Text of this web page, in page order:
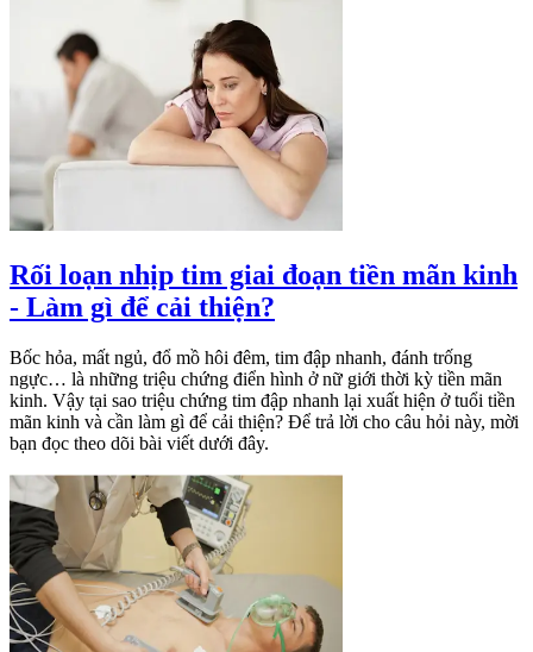
Rối loạn nhịp tim giai đoạn tiền mãn kinh
- Làm gì để cải thiện?
Bốc hỏa, mất ngủ, đổ mồ hôi đêm, tim đập nhanh, đánh trống
ngực… là những triệu chứng điển hình ở nữ giới thời kỳ tiền mãn
kinh. Vậy tại sao triệu chứng tim đập nhanh lại xuất hiện ở tuổi tiền
mãn kinh và cần làm gì để cải thiện? Để trả lời cho câu hỏi này, mời
bạn đọc theo dõi bài viết dưới đây.